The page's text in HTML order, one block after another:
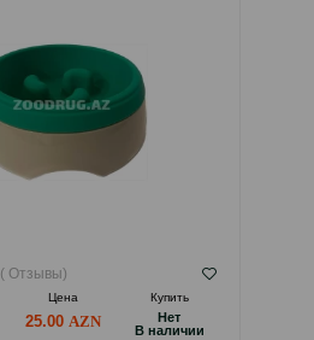
( Отзывы)
Цена
Купить
25.00
Hет
B наличии